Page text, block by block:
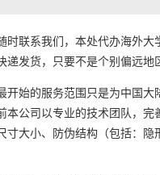
系我们，本处代办海外大
发货，只要不是个别偏远地
的服务范围只是为中国大
公司以专业的技术团队，
大小、防伪结构（包括：